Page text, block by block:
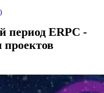
период ERPC -